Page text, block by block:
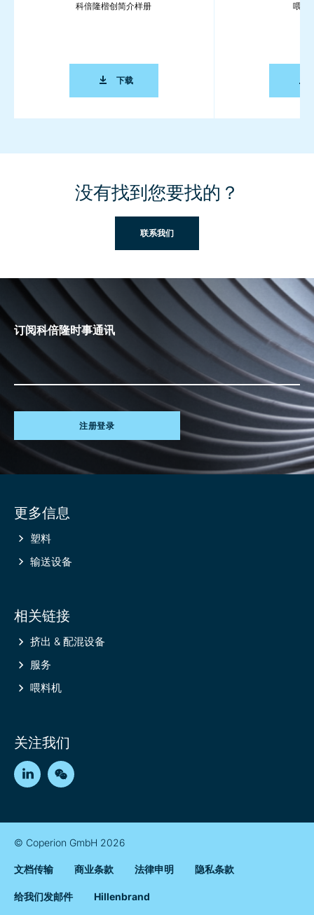
科倍隆楷创简介样册
下载科倍隆楷创简介样册
喂料
没有找到您要找的？
联系我们
订阅科倍隆时事通讯
注册登录
information
更多信息
塑料
输送设备
相关链接
挤出 & 配混设备
服务
喂料机
关注我们
LinkedIn
© Coperion GmbH 2026
文档传输 商业条款 法律申明 隐私条款
给我们发邮件 Hillenbrand